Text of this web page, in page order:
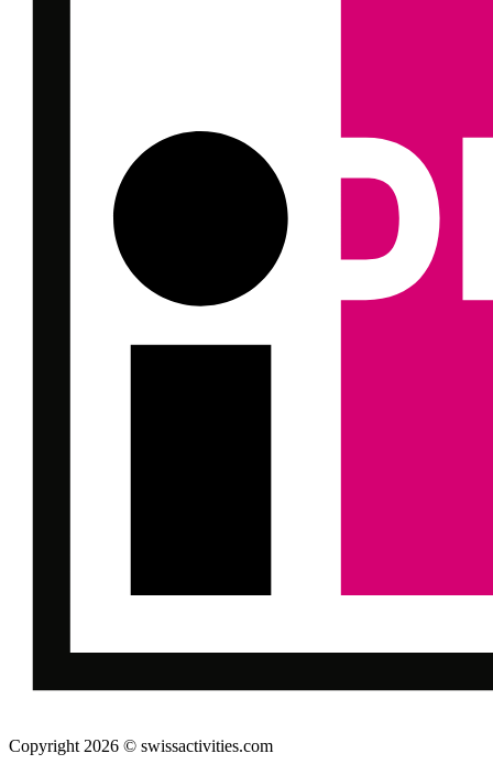
Copyright 2026 © swissactivities.com